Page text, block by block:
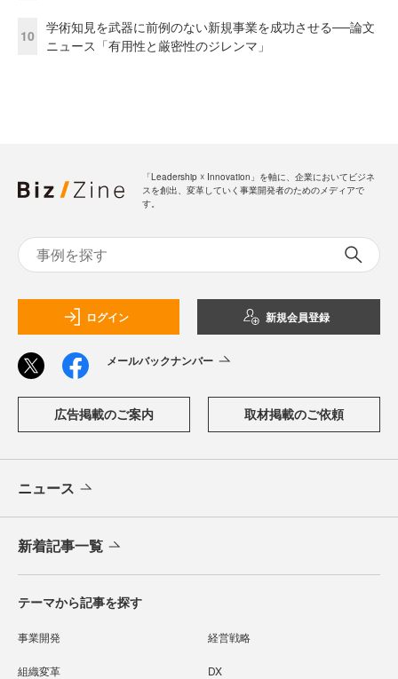
10
学術知見を武器に前例のない新規事業を成功させる──論文
ニュース「有用性と厳密性のジレンマ」
「Leadership ☓ Innovation」を軸に、企業においてビジネ
スを創出、変革していく事業開発者のためのメディアで
す。
ログイン 新規会員登録
メールバックナンバー
広告掲載のご案内 取材掲載のご依頼
ニュース
新着記事一覧
テーマから記事を探す
事業開発 経営戦略
組織変革 DX